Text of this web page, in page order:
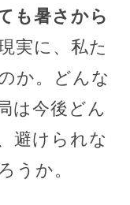
も暑さから
実に、私た
か。どんな
は今後どん
避けられな
うか。